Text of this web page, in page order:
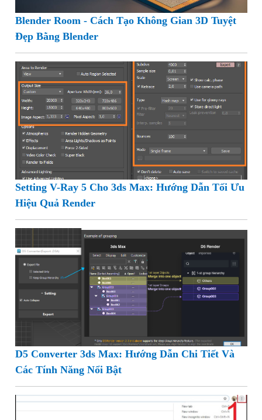
Blender Room - Cách Tạo Không Gian 3D Tuyệt
Đẹp Bằng Blender
Setting V-Ray 5 Cho 3ds Max: Hướng Dẫn Tối Ưu
Hiệu Quả Render
D5 Converter 3ds Max: Hướng Dẫn Chi Tiết Và
Các Tính Năng Nổi Bật